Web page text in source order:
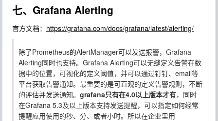
七、Grafana Alerting
官方文档： https://grafana.com/docs/grafana/latest/alerting/
除了Prometheus的AlertManager可以发送报警， Grafana
Alerting同时也支持。 Grafana Alerting可以无缝定义告警在数
据中的位置，可视化的定义阈值，并可以通过钉钉、email等
平台获取告警通知。最重要的是可直观的定义告警规则，不断
的评估并发送通知。 grafana只有在4.0以上版本才有，同时
在Grafana 5.3及以上版本支持发送提醒，可以指定如何经常
提醒应用使用的秒、分、或者小时。所以在企业里用